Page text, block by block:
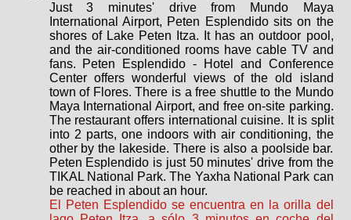
Just 3 minutes' drive from Mundo Maya
International Airport, Peten Esplendido sits on the
shores of Lake Peten Itza. It has an outdoor pool,
and the air-conditioned rooms have cable TV and
fans. Peten Esplendido - Hotel and Conference
Center offers wonderful views of the old island
town of Flores. There is a free shuttle to the Mundo
Maya International Airport, and free on-site parking.
The restaurant offers international cuisine. It is split
into 2 parts, one indoors with air conditioning, the
other by the lakeside. There is also a poolside bar.
Peten Esplendido is just 50 minutes' drive from the
TIKAL National Park. The Yaxha National Park can
be reached in about an hour.
El Peten Esplendido se encuentra en la orilla del